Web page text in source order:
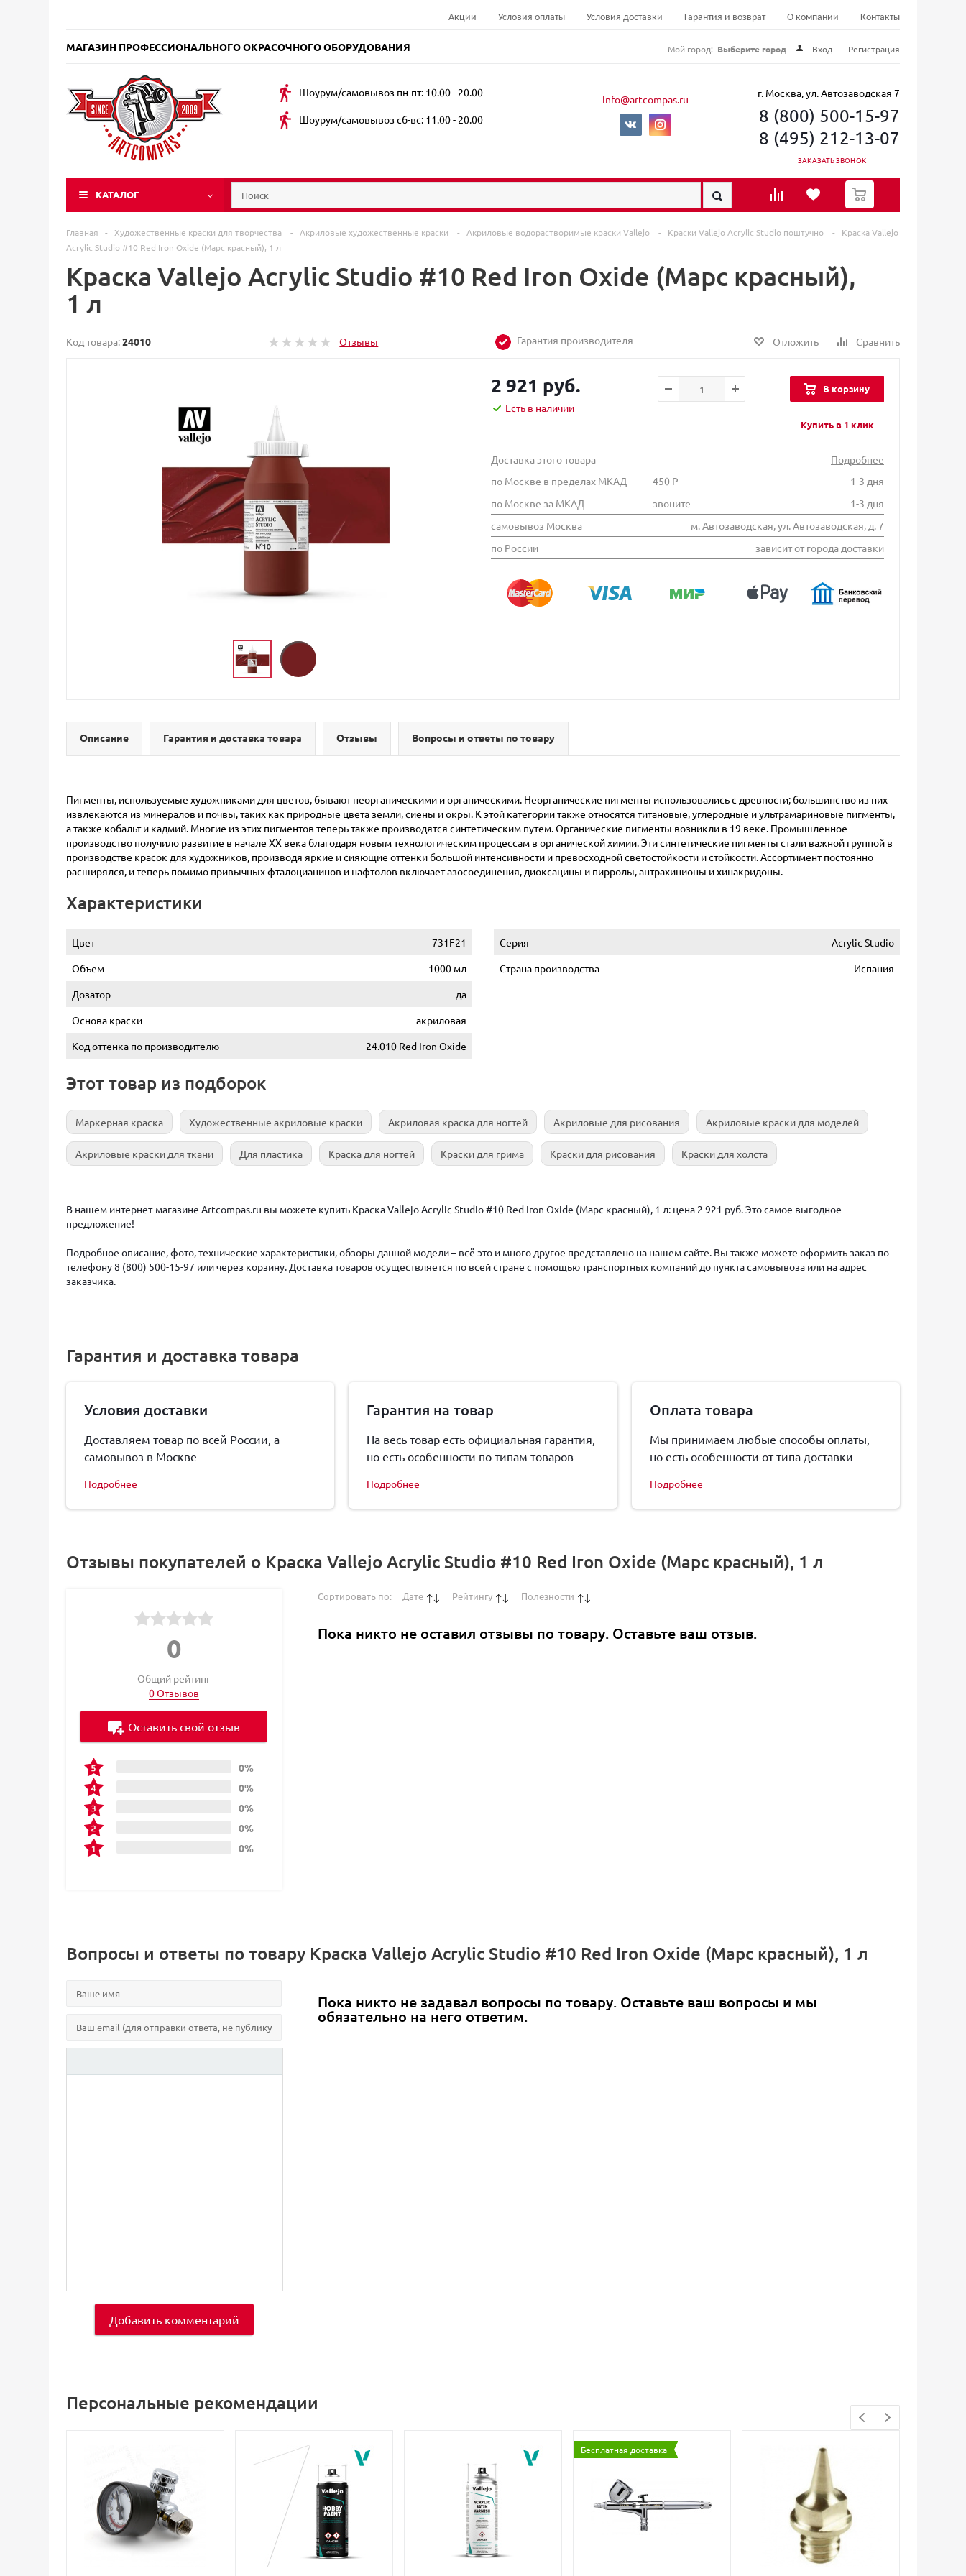
Акции Условия оплаты Условия доставки Гарантия и возврат О компании Контакты
МАГАЗИН ПРОФЕССИОНАЛЬНОГО ОКРАСОЧНОГО ОБОРУДОВАНИЯ Мой город: Выберите город Вход Регистрация
Шоурум/самовывоз пн-пт: 10.00 - 20.00
Шоурум/самовывоз сб-вс: 11.00 - 20.00
info@artcompas.ru г. Москва, ул. Автозаводская 7
8 (800) 500-15-97
8 (495) 212-13-07
ЗАКАЗАТЬ ЗВОНОК
КАТАЛОГ
0
Главная - Художественные краски для творчества - Акриловые художественные краски - Акриловые водорастворимые краски Vallеjo - Краски Vallеjo Acrylic Studio поштучно -
Краска Vallejo
Acrylic Studio #10 Red Iron Oxide (Марс красный), 1 л
Краска Vallejo Acrylic Studio #10 Red Iron Oxide (Марс красный),
1 л
Код товара:24010 Отзывы Гарантия производителя Отложить Сравнить
2 921 руб.
Есть в наличии
В корзину
Купить в 1 клик
Доставка этого товара
Подробнее
по Москве в пределах МКАД
450 Р
1-3 дня
по Москве за МКАД
звоните
1-3 дня
самовывоз Москва
м. Автозаводская, ул. Автозаводская, д. 7
по России
зависит от города доставки
Описание Гарантия и доставка товара Отзывы Вопросы и ответы по товару
Пигменты, используемые художниками для цветов, бывают неорганическими и органическими. Неорганические пигменты использовались с древности; большинство из них
извлекаются из минералов и почвы, таких как природные цвета земли, сиены и окры. К этой категории также относятся титановые, углеродные и ультрамариновые пигменты,
а также кобальт и кадмий. Многие из этих пигментов теперь также производятся синтетическим путем. Органические пигменты возникли в 19 веке. Промышленное
производство получило развитие в начале ХХ века благодаря новым технологическим процессам в органической химии. Эти синтетические пигменты стали важной группой в
производстве красок для художников, производя яркие и сияющие оттенки большой интенсивности и превосходной светостойкости и стойкости. Ассортимент постоянно
расширялся, и теперь помимо привычных фталоцианинов и нафтолов включает азосоединения, диоксацины и пирролы, антрахинионы и хинакридоны.
Характеристики
Цвет
731F21
Объем
1000 мл
Дозатор
да
Основа краски
акриловая
Код оттенка по производителю
24.010 Red Iron Oxide
Серия
Acrylic Studio
Страна производства
Испания
Этот товар из подборок
Маркерная краска Художественные акриловые краски Акриловая краска для ногтей Акриловые для рисования Акриловые краски для моделей
Акриловые краски для ткани Для пластика Краска для ногтей Краски для грима Краски для рисования Краски для холста
В нашем интернет-магазине Artcompas.ru вы можете купить Краска Vallejo Acrylic Studio #10 Red Iron Oxide (Марс красный), 1 л: цена 2 921 руб. Это самое выгодное
предложение!
Подробное описание, фото, технические характеристики, обзоры данной модели – всё это и много другое представлено на нашем сайте. Вы также можете оформить заказ по
телефону 8 (800) 500-15-97 или через корзину. Доставка товаров осуществляется по всей стране с помощью транспортных компаний до пункта самовывоза или на адрес
заказчика.
Гарантия и доставка товара
Условия доставки
Доставляем товар по всей России, а
самовывоз в Москве
Подробнее
Гарантия на товар
На весь товар есть официальная гарантия,
но есть особенности по типам товаров
Подробнее
Оплата товара
Мы принимаем любые способы оплаты,
но есть особенности от типа доставки
Подробнее
Отзывы покупателей о Краска Vallejo Acrylic Studio #10 Red Iron Oxide (Марс красный), 1 л
0
Общий рейтинг
0 Отзывов
0%
0%
0%
0%
0%
Оставить свой отзыв
Сортировать по: Дате Рейтингу Полезности
Пока никто не оставил отзывы по товару. Оставьте ваш отзыв.
Вопросы и ответы по товару Краска Vallejo Acrylic Studio #10 Red Iron Oxide (Марс красный), 1 л
Добавить комментарий
Пока никто не задавал вопросы по товару. Оставьте ваш вопросы и мы
обязательно на него ответим.
Персональные рекомендации
Бесплатная доставка